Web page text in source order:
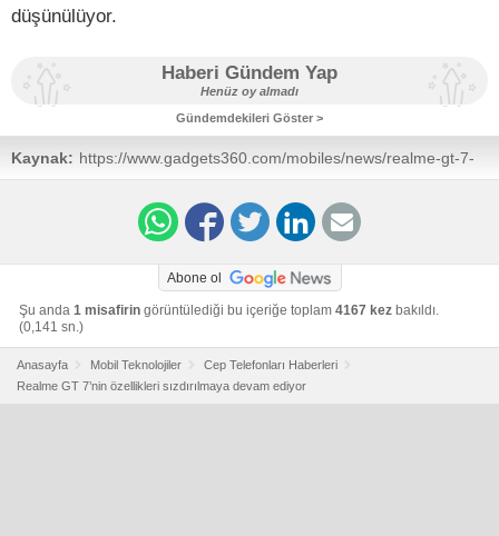
düşünülüyor.
Haberi Gündem Yap
Henüz oy almadı
Gündemdekileri Göster >
Kaynak: https://www.gadgets360.com/mobiles/news/realme-gt-7-
3c-listing-tenaa-expected-features-launch-report-
Abone ol
Şu anda 1 misafirin görüntülediği bu içeriğe toplam 4167 kez bakıldı.
(0,141 sn.)
Anasayfa Mobil Teknolojiler
Cep Telefonları Haberleri
Realme GT 7’nin özellikleri sızdırılmaya devam ediyor